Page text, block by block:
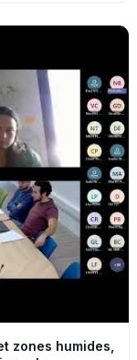
humides
a apporté un
démarche,
hectares pour
les
les frais
zones humides,